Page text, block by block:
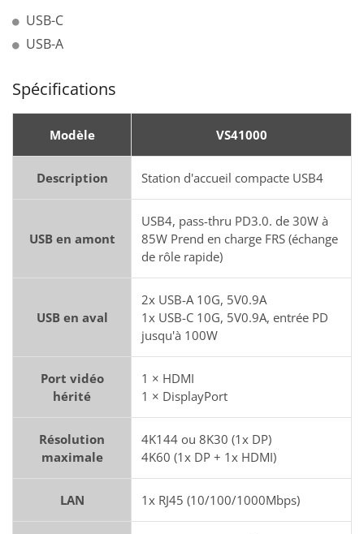
USB-C
USB-A
Spécifications
Modèle VS41000
Description Station d'accueil compacte USB4
USB en amont
USB4, pass-thru PD3.0. de 30W à
85W Prend en charge FRS (échange
de rôle rapide)
USB en aval
2x USB-A 10G, 5V0.9A
1x USB-C 10G, 5V0.9A, entrée PD
jusqu'à 100W
Port vidéo
hérité
1 × HDMI
1 × DisplayPort
Résolution
maximale
4K144 ou 8K30 (1x DP)
4K60 (1x DP + 1x HDMI)
LAN 1x RJ45 (10/100/1000Mbps)